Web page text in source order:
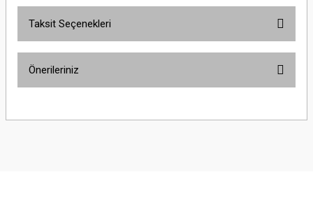
Taksit Seçenekleri
Önerileriniz
yetersiz gördüğünüz noktaları öneri formunu kullanarak tarafımıza